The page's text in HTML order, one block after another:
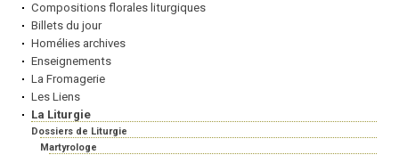
Compositions florales liturgiques
Billets du jour
Homélies archives
Enseignements
La Fromagerie
Les Liens
La Liturgie
Dossiers de Liturgie
Martyrologe